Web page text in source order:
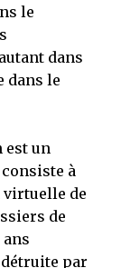
le
dans
dans le
est un
à
de
de
par